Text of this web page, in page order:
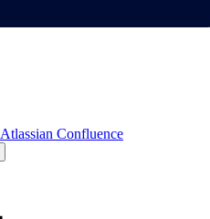
Atlassian Confluence